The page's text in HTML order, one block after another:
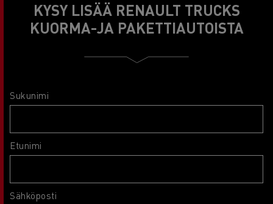
KYSY LISÄÄ RENAULT TRUCKS
KUORMA-JA PAKETTIAUTOISTA
Sukunimi
Etunimi
Sähköposti